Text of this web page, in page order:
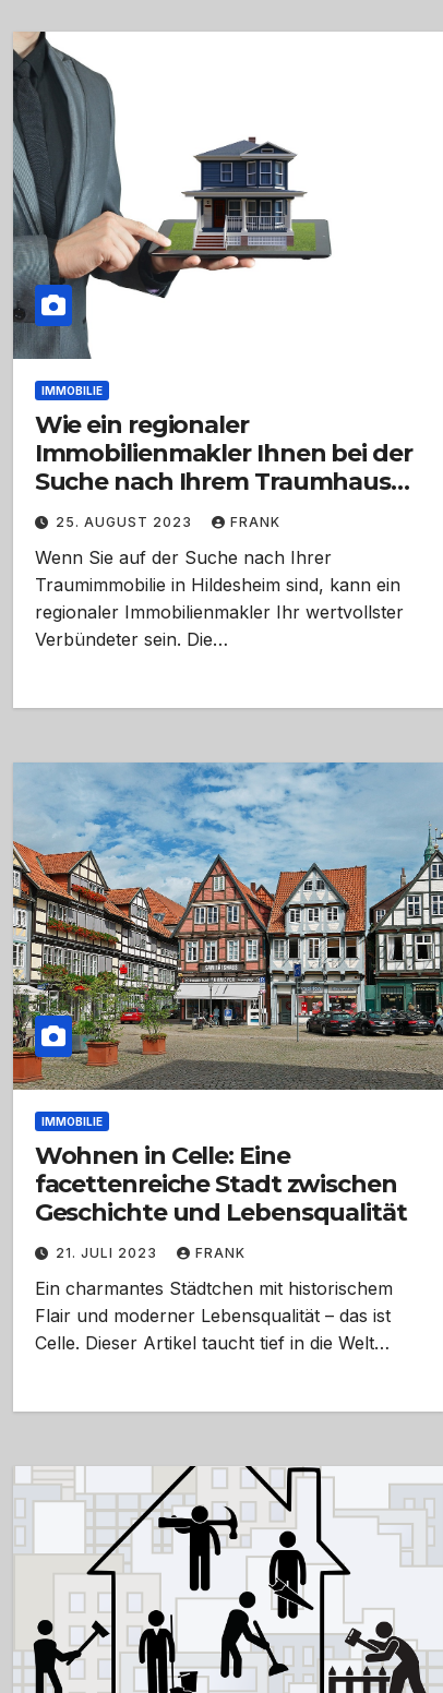
IMMOBILIE
Wie ein regionaler
Immobilienmakler Ihnen bei der
Suche nach Ihrem Traumhaus
hilft25. AUGUST 2023 FRANK
Wenn Sie auf der Suche nach Ihrer
Traumimmobilie in Hildesheim sind, kann ein
regionaler Immobilienmakler Ihr wertvollster
Verbündeter sein. Die…
IMMOBILIE
Wohnen in Celle: Eine
facettenreiche Stadt zwischen
Geschichte und Lebensqualität
21. JULI 2023 FRANK
Ein charmantes Städtchen mit historischem
Flair und moderner Lebensqualität – das ist
Celle. Dieser Artikel taucht tief in die Welt…